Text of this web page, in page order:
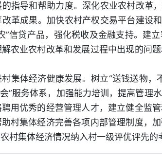
指导和帮助力度。深化农业农村改革
革成果。加快农村产权交易平台建设
”信贷产品，强化税收及金融支持。建
农业农村改革和发展过程中出现的问
村集体经济健康发展。树立“送钱送物
”服务体系，加强能力培训，提高管理
用优秀的经营管理人才，建立健全监
村集体经济完善各项内部管理制度，
村集体经济情况纳入村一级评优评先的